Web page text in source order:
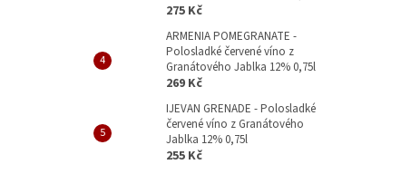
275 Kč
ARMENIA POMEGRANATE -
Polosladké červené víno z
Granátového Jablka 12% 0,75l
269 Kč
IJEVAN GRENADE - Polosladké
červené víno z Granátového
Jablka 12% 0,75l
255 Kč